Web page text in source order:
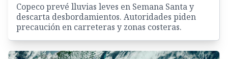
Copeco prevé lluvias leves en Semana Santa y
descarta desbordamientos. Autoridades piden
precaución en carreteras y zonas costeras.